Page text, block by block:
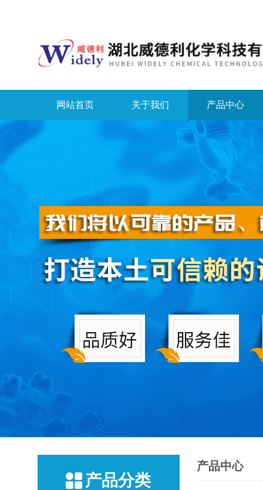
网站首页 关于我们 产品中心
产品分类
产品中心